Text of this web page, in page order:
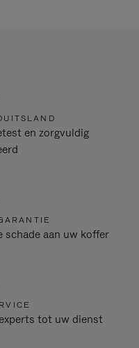
en zorgvuldig
schade aan uw koffer
tot uw dienst